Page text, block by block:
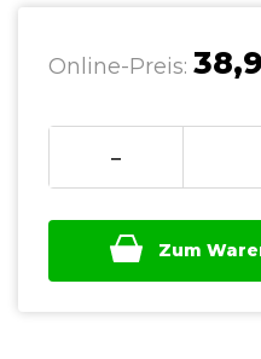
Online-Preis:
-
Zum